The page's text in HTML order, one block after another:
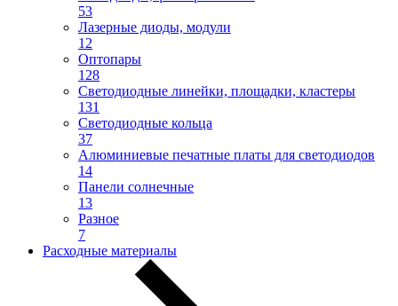
53
Лазерные диоды, модули
12
Оптопары
128
Светодиодные линейки, площадки, кластеры
131
Светодиодные кольца
37
Алюминиевые печатные платы для светодиодов
14
Панели солнечные
13
Разное
7
Расходные материалы